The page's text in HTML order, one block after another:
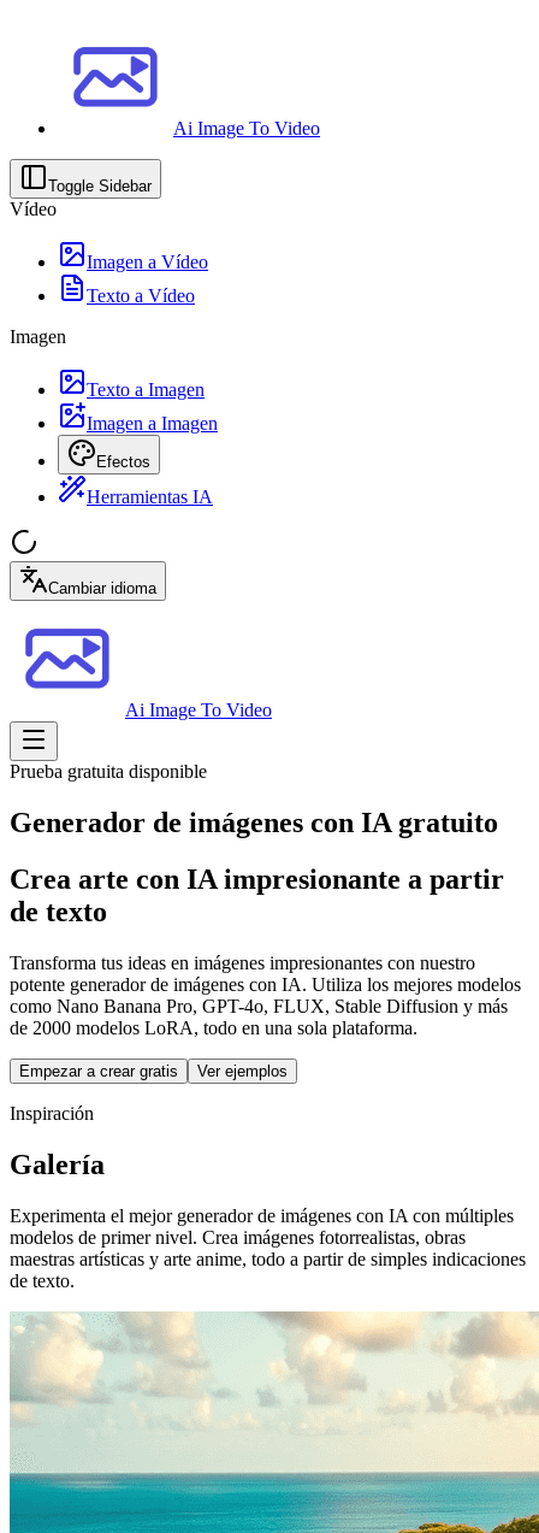
Ai Image To Video
Toggle Sidebar
Vídeo
Imagen a Vídeo
Texto a Vídeo
Imagen
Texto a Imagen
Imagen a Imagen
Efectos
Herramientas IA
Cambiar idioma
Ai Image To Video
Prueba gratuita disponible
Generador de imágenes con IA gratuito
Crea arte con IA impresionante a partir
de texto
Transforma tus ideas en imágenes impresionantes con nuestro
potente generador de imágenes con IA. Utiliza los mejores modelos
como Nano Banana Pro, GPT-4o, FLUX, Stable Diffusion y más
de 2000 modelos LoRA, todo en una sola plataforma.
Empezar a crear gratis Ver ejemplos
Inspiración
Galería
Experimenta el mejor generador de imágenes con IA con múltiples
modelos de primer nivel. Crea imágenes fotorrealistas, obras
maestras artísticas y arte anime, todo a partir de simples indicaciones
de texto.